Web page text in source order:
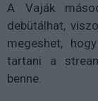
A Vaják
debütálhat,
megeshet,
tartani a
benne.